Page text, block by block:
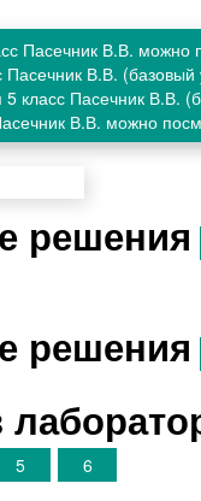
Пасечник В.В. можно
Пасечник В.В.
5 класс Пасечник В.В.
В.В. можно
решения
решения
5 6